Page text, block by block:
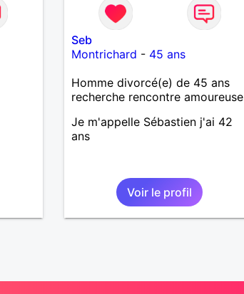
Seb
Montrichard - 45 ans
Homme divorcé(e) de 45 ans
recherche rencontre amoureuse
Je m'appelle Sébastien j'ai 42
ans
Voir le profil